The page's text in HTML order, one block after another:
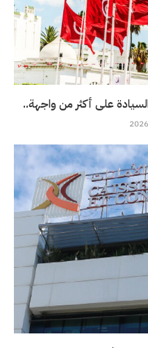
على أكثر من واجهة..